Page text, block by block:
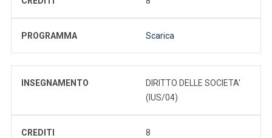
PROGRAMMA Scarica
INSEGNAMENTO
DIRITTO DELLE SOCIETA'
(IUS/04)
CREDITI 8